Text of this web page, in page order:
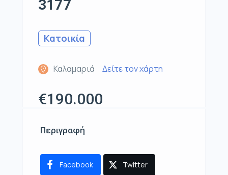
3177
Κατοικία
Καλαμαριά Δείτε τον χάρτη
€190.000
Περιγραφή
Facebook Twitter